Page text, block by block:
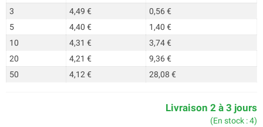
3
4,49 €
0,56 €
5
4,40 €
1,40 €
10
4,31 €
3,74 €
20
4,21 €
9,36 €
50
4,12 € 28,08 €
Livraison 2 à 3 jours
(En stock : 4)